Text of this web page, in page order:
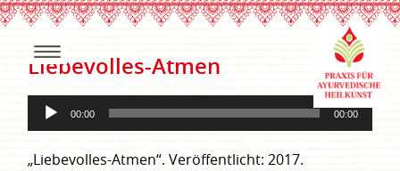
Liebevolles-Atmen
Audio-
Player
00:00 00:00
„Liebevolles-Atmen“. Veröffentlicht: 2017.